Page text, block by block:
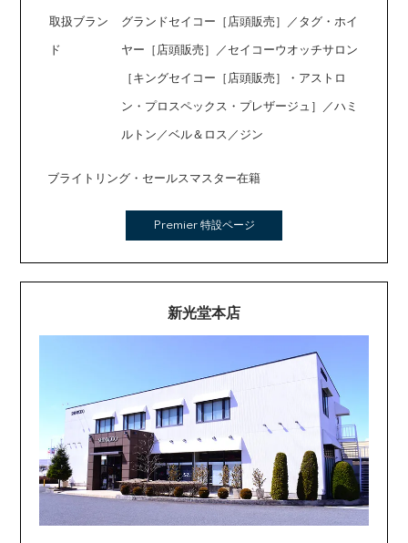
取扱ブラン
ド
グランドセイコー［店頭販売］／タグ・ホイ
ヤー［店頭販売］／セイコーウオッチサロン
［キングセイコー［店頭販売］・アストロ
ン・プロスペックス・プレザージュ］／ハミ
ルトン／ベル＆ロス／ジン
ブライトリング・セールスマスター在籍
Premier 特設ページ
新光堂本店